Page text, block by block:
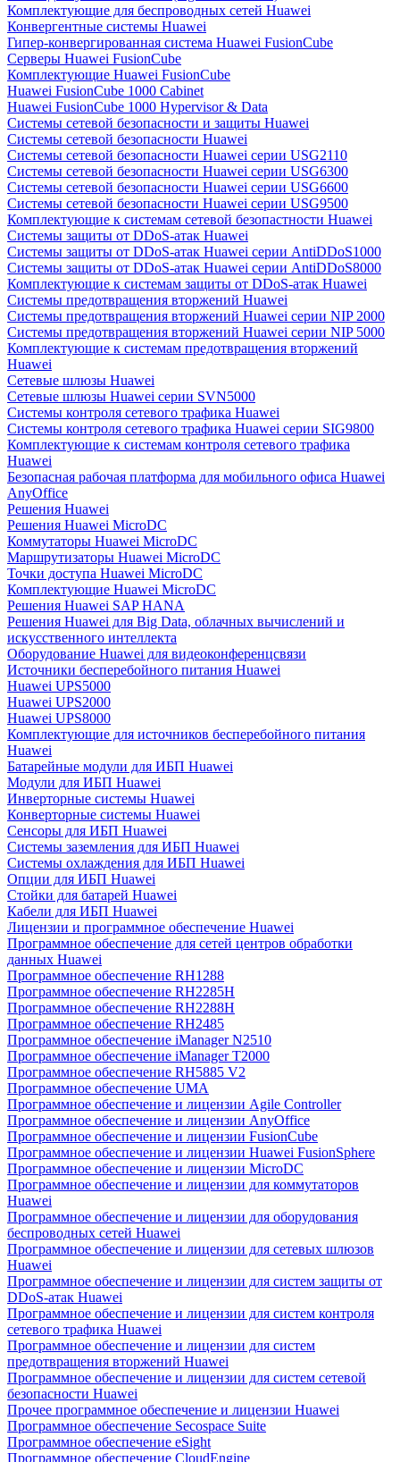
Комплектующие для беспроводных сетей Huawei
Конвергентные системы Huawei
Гипер-конвергированная система Huawei FusionCube
Серверы Huawei FusionCube
Комплектующие Huawei FusionCube
Huawei FusionCube 1000 Cabinet
Huawei FusionCube 1000 Hypervisor & Data
Системы сетевой безопасности и защиты Huawei
Системы сетевой безопасности Huawei
Системы сетевой безопасности Huawei серии USG2110
Системы сетевой безопасности Huawei серии USG6300
Системы сетевой безопасности Huawei серии USG6600
Системы сетевой безопасности Huawei серии USG9500
Комплектующие к системам сетевой безопастности Huawei
Системы защиты от DDoS-атак Huawei
Системы защиты от DDoS-атак Huawei серии AntiDDoS1000
Системы защиты от DDoS-атак Huawei серии AntiDDoS8000
Комплектующие к системам защиты от DDoS-атак Huawei
Системы предотвращения вторжений Huawei
Системы предотвращения вторжений Huawei серии NIP 2000
Системы предотвращения вторжений Huawei серии NIP 5000
Комплектующие к системам предотвращения вторжений
Huawei
Сетевые шлюзы Huawei
Сетевые шлюзы Huawei серии SVN5000
Системы контроля сетевого трафика Huawei
Системы контроля сетевого трафика Huawei серии SIG9800
Комплектующие к системам контроля сетевого трафика
Huawei
Безопасная рабочая платформа для мобильного офиса Huawei
AnyOffice
Решения Huawei
Решения Huawei MicroDC
Коммутаторы Huawei MicroDC
Маршрутизаторы Huawei MicroDC
Точки доступа Huawei MicroDC
Комплектующие Huawei MicroDC
Решения Huawei SAP HANA
Решения Huawei для Big Data, облачных вычислений и
искусственного интеллекта
Оборудование Huawei для видеоконференцсвязи
Источники бесперебойного питания Huawei
Huawei UPS5000
Huawei UPS2000
Huawei UPS8000
Комплектующие для источников бесперебойного питания
Huawei
Батарейные модули для ИБП Huawei
Модули для ИБП Huawei
Инверторные системы Huawei
Конверторные системы Huawei
Сенсоры для ИБП Huawei
Системы заземления для ИБП Huawei
Системы охлаждения для ИБП Huawei
Опции для ИБП Huawei
Стойки для батарей Huawei
Кабели для ИБП Huawei
Лицензии и программное обеспечение Huawei
Программное обеспечение для сетей центров обработки
данных Huawei
Программное обеспечение RH1288
Программное обеспечение RH2285H
Программное обеспечение RH2288H
Программное обеспечение RH2485
Программное обеспечение iManager N2510
Программное обеспечение iManager T2000
Программное обеспечение RH5885 V2
Программное обеспечение UMA
Программное обеспечение и лицензии Agile Controller
Программное обеспечение и лицензии AnyOffice
Программное обеспечение и лицензии FusionCube
Программное обеспечение и лицензии Huawei FusionSphere
Программное обеспечение и лицензии MicroDC
Программное обеспечение и лицензии для коммутаторов
Huawei
Программное обеспечение и лицензии для оборудования
беспроводных сетей Huawei
Программное обеспечение и лицензии для сетевых шлюзов
Huawei
Программное обеспечение и лицензии для систем защиты от
DDoS-атак Huawei
Программное обеспечение и лицензии для систем контроля
сетевого трафика Huawei
Программное обеспечение и лицензии для систем
предотвращения вторжений Huawei
Программное обеспечение и лицензии для систем сетевой
безопасности Huawei
Прочее программное обеспечение и лицензии Huawei
Программное обеспечение Secospace Suite
Программное обеспечение eSight
Программное обеспечение CloudEngine